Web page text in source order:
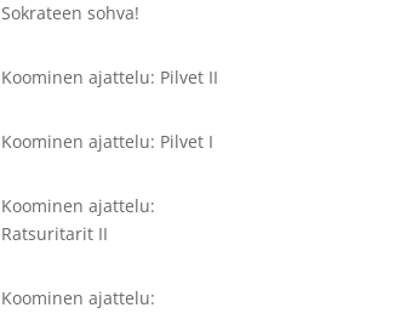
Sokrateen sohva!
Koominen ajattelu: Pilvet II
Koominen ajattelu: Pilvet I
Koominen ajattelu:
Ratsuritarit II
Koominen ajattelu: